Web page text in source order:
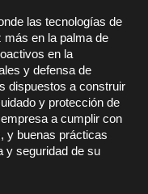
las tecnologías de
más en la palma de
en la
y defensa de
dispuestos a construir
y protección de
a cumplir con
y buenas prácticas
y seguridad de su